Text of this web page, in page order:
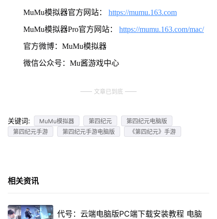
MuMu模拟器官方网站： https://mumu.163.com
MuMu模拟器Pro官方网站： https://mumu.163.com/mac/
官方微博：MuMu模拟器
微信公众号：Mu酱游戏中心
文章已到底
关键词: MuMu模拟器 第四纪元
第四纪元电脑版
第四纪元手游
第四纪元手游电脑版 《第四纪元》手游
相关资讯
代号：云端电脑版PC端下载安装教程 电脑